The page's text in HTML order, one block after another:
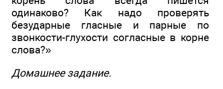
одинаково? Как надо проверять
безударные гласные и парные по
звонкости-глухости согласные в корне
слова?»
Домашнее задание.